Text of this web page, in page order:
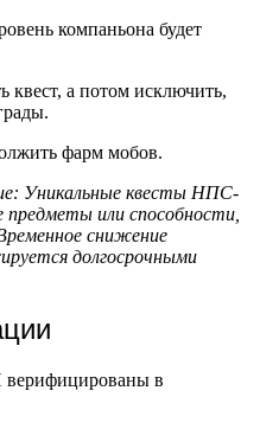
компаньона будет
квест, а потом исключить,
фарм мобов.
Уникальные квесты НПС-
или способности,
снижение
долгосрочными
в